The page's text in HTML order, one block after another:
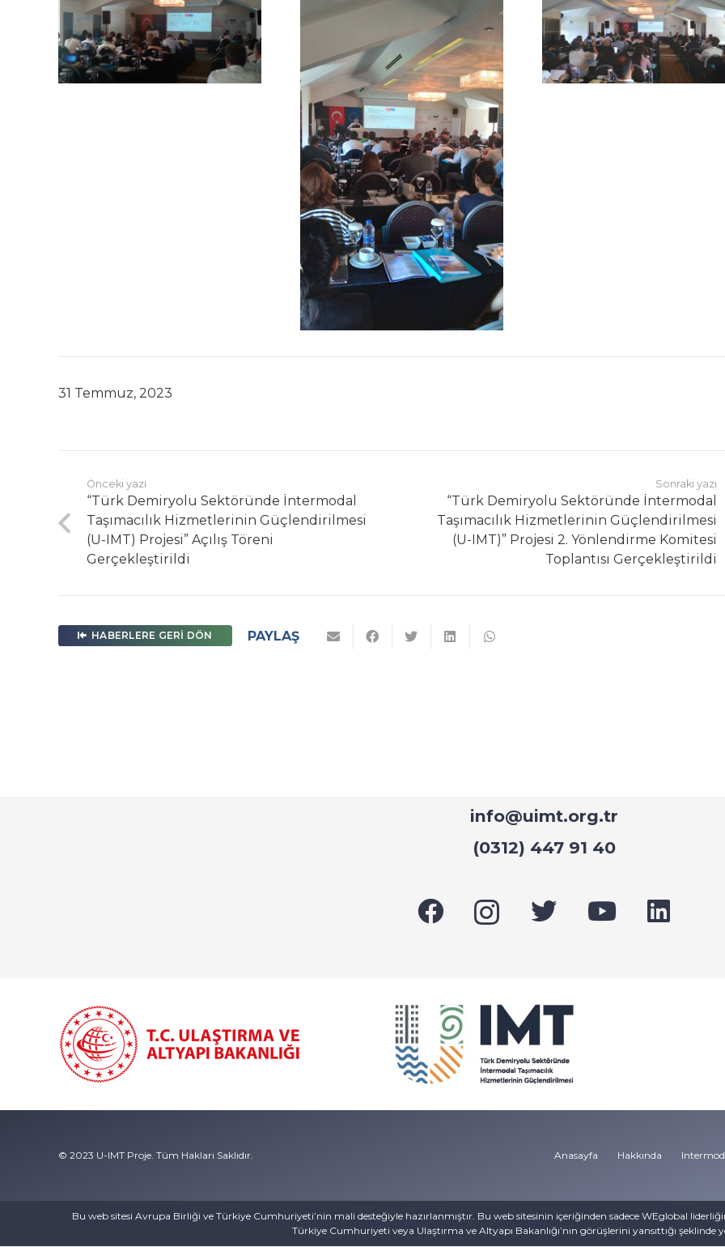
31 Temmuz, 2023
Önceki yazı
“Türk Demiryolu Sektöründe İntermodal
Taşımacılık Hizmetlerinin Güçlendirilmesi
(U-IMT) Projesi” Açılış Töreni
Gerçekleştirildi
Sonraki yazı
“Türk Demiryolu Sektöründe İntermodal
Taşımacılık Hizmetlerinin Güçlendirilmesi
(U-IMT)” Projesi 2. Yönlendirme Komitesi
Toplantısı Gerçekleştirildi
HABERLERE GERI DÖN PAYLAŞ
info@uimt.org.tr
(0312) 447 91 40
© 2023 U-IMT Proje. Tüm Hakları Saklıdır. Anasayfa Hakkında
Bu web sitesi Avrupa Birliği ve Türkiye Cumhuriyeti’nin mali desteğiyle hazırlanmıştır. Bu web sitesinin içeriğinden sadece WEglobal
Türkiye Cumhuriyeti veya Ulaştırma ve Altyapı Bakanlığı’nın görüşlerini yansıttığı